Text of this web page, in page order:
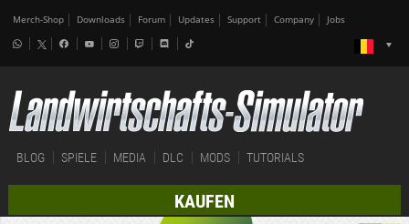
Merch-Shop Downloads Forum Updates Support Company Jobs
BLOG SPIELE MEDIA DLC MODS TUTORIALS
KAUFEN